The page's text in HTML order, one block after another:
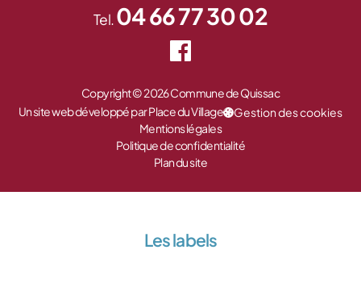
Tel.04 66 77 30 02
Copyright © 2026 Commune de Quissac
Un site web développé par Place du Village
Gestion des cookies
Mentions légales
Politique de confidentialité
Plan du site
Les labels